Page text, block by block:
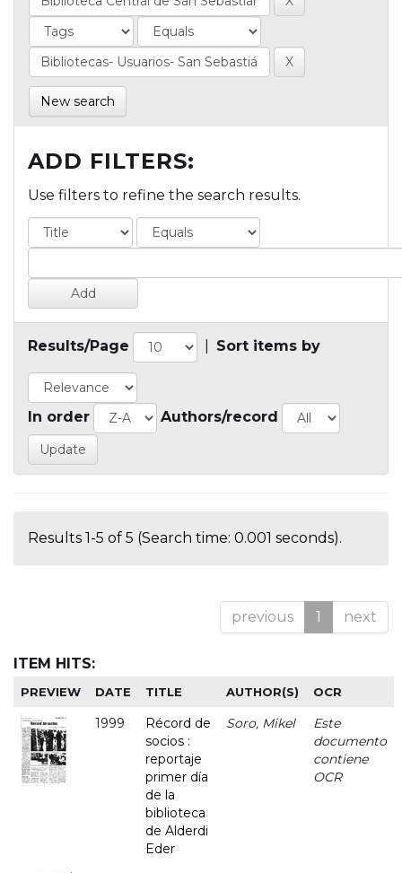
New search
ADD FILTERS:
Use filters to refine the search results.
Results/Page Sort items by
In order Authors/record
Results 1-5 of 5 (Search time: 0.001 seconds).
previous 1 next
ITEM HITS:
PREVIEW DATE TITLE AUTHOR(S) OCR
1999
Récord de
socios :
reportaje
primer día
de la
biblioteca
de Alderdi
Eder
Soro, Mikel
Este
documento
contiene
OCR